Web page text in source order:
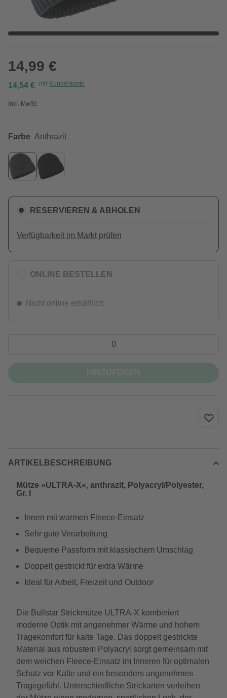
14,99 €
14,54 € mit Kundenkarte
Inkl. MwSt.
Farbe Anthrazit
RESERVIEREN & ABHOLEN
Verfügbarkeit im Markt prüfen
ONLINE BESTELLEN
Nicht online erhältlich
ARTIKELBESCHREIBUNG
Mütze »ULTRA-X«, anthrazit, Polyacryl/Polyester,
Gr. I
Innen mit warmen Fleece-Einsatz
Sehr gute Verarbeitung
Bequeme Passform mit klassischem Umschlag
Doppelt gestrickt für extra Wärme
Ideal für Arbeit, Freizeit und Outdoor
Die Bullstar Strickmütze ULTRA-X kombiniert
moderne Optik mit angenehmer Wärme und hohem
Tragekomfort für kalte Tage. Das doppelt gestrickte
Material aus robustem Polyacryl sorgt gemeinsam mit
dem weichen Fleece-Einsatz im Inneren für optimalen
Schutz vor Kälte und ein besonders angenehmes
Tragegefühl. Unterschiedliche Strickarten verleihen